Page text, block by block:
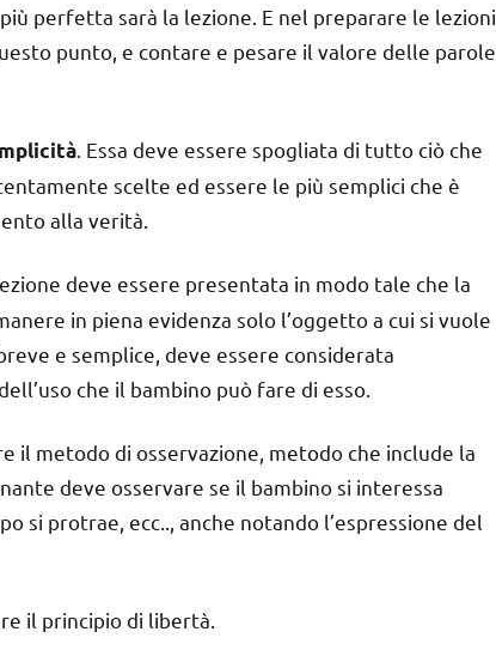
perfetta sarà la lezione. E nel preparare le lezioni
punto, e contare e pesare il valore delle parole
. Essa deve essere spogliata di tutto ciò che
scelte ed essere le più semplici che è
alla verità.
lezione deve essere presentata in modo tale che la
in piena evidenza solo l’oggetto a cui si vuole
e semplice, deve essere considerata
che il bambino può fare di esso.
il metodo di osservazione, metodo che include la
deve osservare se il bambino si interessa
si protrae, ecc.., anche notando l’espressione del
il principio di libertà.